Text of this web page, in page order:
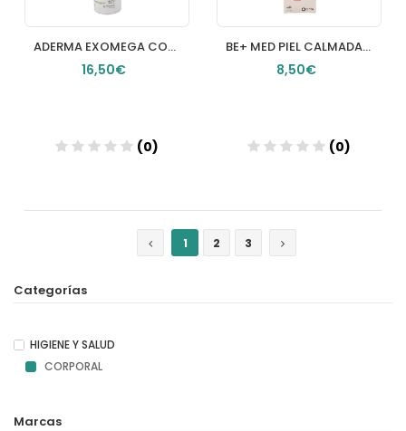
ADERMA EXOMEGA CONTROL GEL LIMPIADOR ESPUMOSO EMOLIENTE 1 ENVASE 500 ML
16,50€
(0)
BE+ MED PIEL CALMADA CALAMINA CREMA 1 TUBO 50 ML
8,50€
(0)
1
2 3
Categorías
HIGIENE Y SALUD
CORPORAL
Marcas